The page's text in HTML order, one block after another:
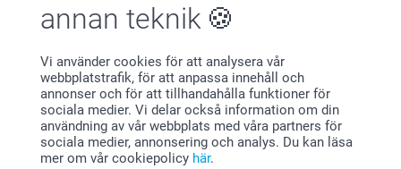
annan teknik
Vi använder cookies för att analysera vår
webbplatstrafik, för att anpassa innehåll och
annonser och för att tillhandahålla funktioner för
sociala medier. Vi delar också information om din
användning av vår webbplats med våra partners för
sociala medier, annonsering och analys. Du kan läsa
mer om vår cookiepolicy här.
tackkort som gärna bevaras som ett minne från den
speciella dagen.
Vi önskar dig en fin dag!
Varma hälsningar,
Johanna, Smartphoto
tyvärr inte tillräckligt dålig (man får ju meddelande om det
annars)
Visa reaktioner
2022-04-26
15:36
Hej Anna,
Tack för din feedback.
cecilia hallengärd,